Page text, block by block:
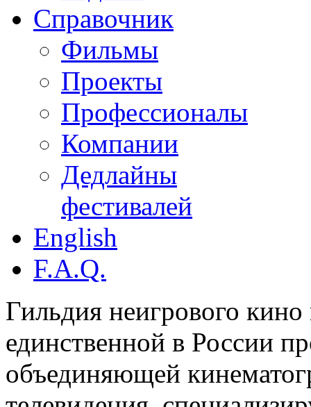
Справочник
Фильмы
Проекты
Профессионалы
Компании
Дедлайны
фестивалей
English
F.A.Q.
Гильдия неигрового кино
единственной в России
объединяющей